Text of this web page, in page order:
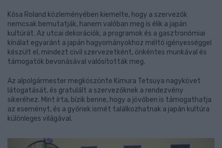
Kósa Roland közleményében kiemelte, hogy a szervezők
nemcsak bemutatják, hanem valóban meg is élik a japán
kultúrát. Az utcai dekorációk, a programok és a gasztronómiai
kínálat egyaránt a japán hagyományokhoz méltó igényességgel
készült el, mindezt civil szervezetként, önkéntes munkával és
támogatók bevonásával valósították meg.
Az alpolgármester megköszönte Kimura Tetsuya nagykövet
látogatását, és gratulált a szervezőknek a rendezvény
sikeréhez. Mint írta, bízik benne, hogy a jövőben is támogathatja
az eseményt, és a győriek ismét találkozhatnak a japán kultúra
különleges világával.